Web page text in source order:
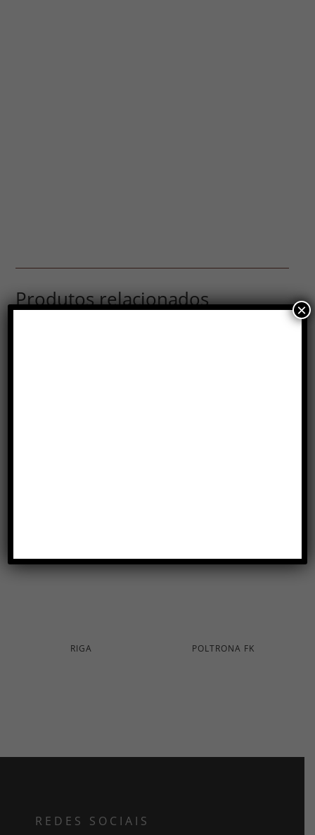
Produtos relacionados
RIGA POLTRONA FK
REDES SOCIAIS
×